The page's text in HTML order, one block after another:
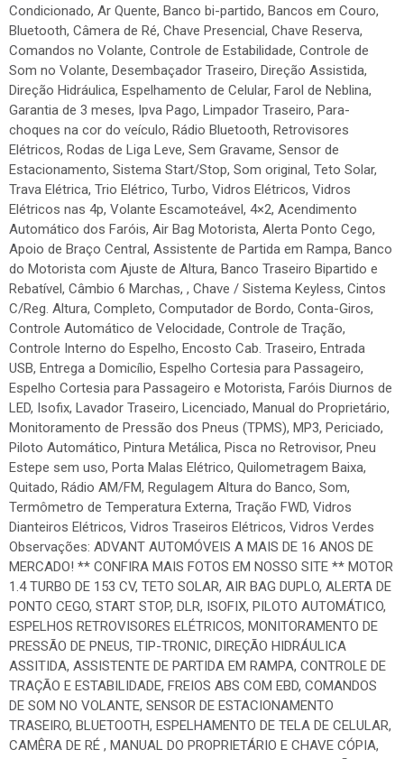
Condicionado, Ar Quente, Banco bi-partido, Bancos em Couro,
Bluetooth, Câmera de Ré, Chave Presencial, Chave Reserva,
Comandos no Volante, Controle de Estabilidade, Controle de
Som no Volante, Desembaçador Traseiro, Direção Assistida,
Direção Hidráulica, Espelhamento de Celular, Farol de Neblina,
Garantia de 3 meses, Ipva Pago, Limpador Traseiro, Para-
choques na cor do veículo, Rádio Bluetooth, Retrovisores
Elétricos, Rodas de Liga Leve, Sem Gravame, Sensor de
Estacionamento, Sistema Start/Stop, Som original, Teto Solar,
Trava Elétrica, Trio Elétrico, Turbo, Vidros Elétricos, Vidros
Elétricos nas 4p, Volante Escamoteável, 4×2, Acendimento
Automático dos Faróis, Air Bag Motorista, Alerta Ponto Cego,
Apoio de Braço Central, Assistente de Partida em Rampa, Banco
do Motorista com Ajuste de Altura, Banco Traseiro Bipartido e
Rebatível, Câmbio 6 Marchas, , Chave / Sistema Keyless, Cintos
C/Reg. Altura, Completo, Computador de Bordo, Conta-Giros,
Controle Automático de Velocidade, Controle de Tração,
Controle Interno do Espelho, Encosto Cab. Traseiro, Entrada
USB, Entrega a Domicílio, Espelho Cortesia para Passageiro,
Espelho Cortesia para Passageiro e Motorista, Faróis Diurnos de
LED, Isofix, Lavador Traseiro, Licenciado, Manual do Proprietário,
Monitoramento de Pressão dos Pneus (TPMS), MP3, Periciado,
Piloto Automático, Pintura Metálica, Pisca no Retrovisor, Pneu
Estepe sem uso, Porta Malas Elétrico, Quilometragem Baixa,
Quitado, Rádio AM/FM, Regulagem Altura do Banco, Som,
Termômetro de Temperatura Externa, Tração FWD, Vidros
Dianteiros Elétricos, Vidros Traseiros Elétricos, Vidros Verdes
Observações: ADVANT AUTOMÓVEIS A MAIS DE 16 ANOS DE
MERCADO! ** CONFIRA MAIS FOTOS EM NOSSO SITE ** MOTOR
1.4 TURBO DE 153 CV, TETO SOLAR, AIR BAG DUPLO, ALERTA DE
PONTO CEGO, START STOP, DLR, ISOFIX, PILOTO AUTOMÁTICO,
ESPELHOS RETROVISORES ELÉTRICOS, MONITORAMENTO DE
PRESSÃO DE PNEUS, TIP-TRONIC, DIREÇÃO HIDRÁULICA
ASSITIDA, ASSISTENTE DE PARTIDA EM RAMPA, CONTROLE DE
TRAÇÃO E ESTABILIDADE, FREIOS ABS COM EBD, COMANDOS
DE SOM NO VOLANTE, SENSOR DE ESTACIONAMENTO
TRASEIRO, BLUETOOTH, ESPELHAMENTO DE TELA DE CELULAR,
CAMÊRA DE RÉ , MANUAL DO PROPRIETÁRIO E CHAVE CÓPIA,